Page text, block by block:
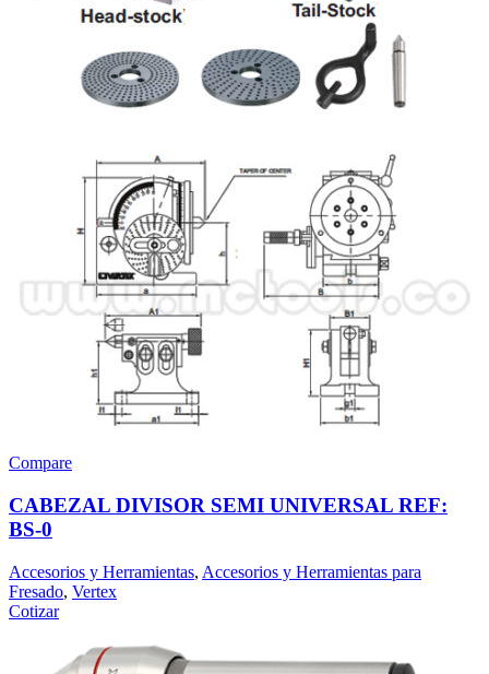
Compare
CABEZAL DIVISOR SEMI UNIVERSAL REF:
BS-0
Accesorios y Herramientas, Accesorios y Herramientas para
Fresado, Vertex
Cotizar